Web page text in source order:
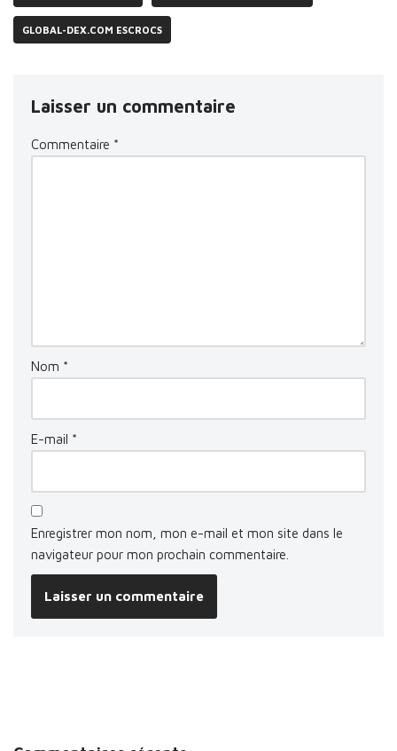
GLOBAL-DEX.COM ESCROCS
Laisser un commentaire
Commentaire *
Nom *
E-mail *
Enregistrer mon nom, mon e-mail et mon site dans le
navigateur pour mon prochain commentaire.